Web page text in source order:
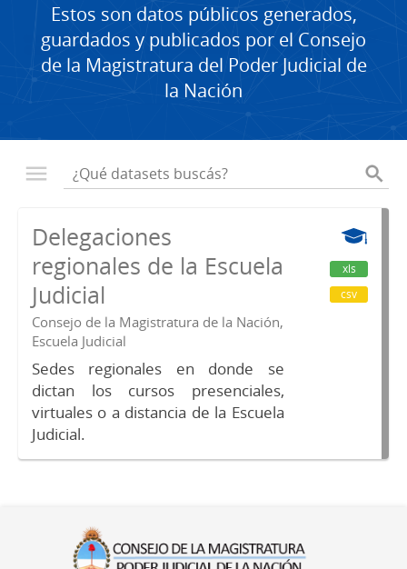
Estos son datos públicos generados,
guardados y publicados por el Consejo
de la Magistratura del Poder Judicial de
la Nación
Delegaciones
regionales de la Escuela
Judicial
Consejo de la Magistratura de la Nación,
Escuela Judicial
Sedes regionales en donde se
dictan los cursos presenciales,
virtuales o a distancia de la Escuela
Judicial.
xls
csv